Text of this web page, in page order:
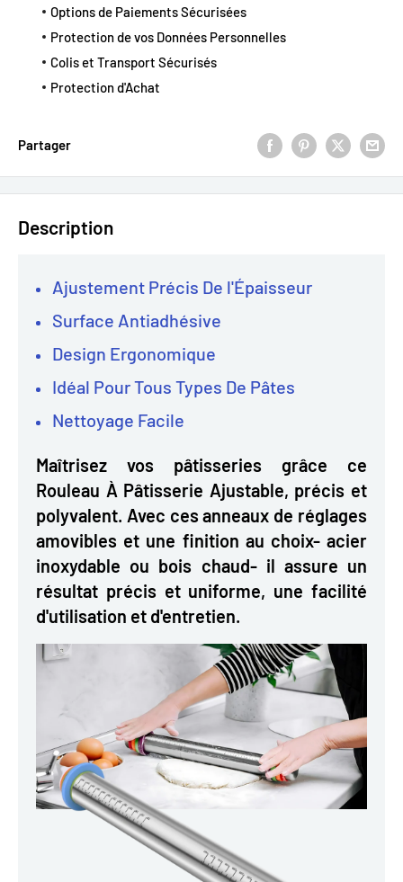
Options de Paiements Sécurisées
Protection de vos Données Personnelles
Colis et Transport Sécurisés
Protection d'Achat
Partager
Description
Ajustement Précis De l'Épaisseur
Surface Antiadhésive
Design Ergonomique
Idéal Pour Tous Types De Pâtes
Nettoyage Facile
Maîtrisez vos pâtisseries grâce ce
Rouleau À Pâtisserie Ajustable, précis et
polyvalent. Avec ces anneaux de réglages
amovibles et une finition au choix- acier
inoxydable ou bois chaud- il assure un
résultat précis et uniforme, une facilité
d'utilisation et d'entretien.